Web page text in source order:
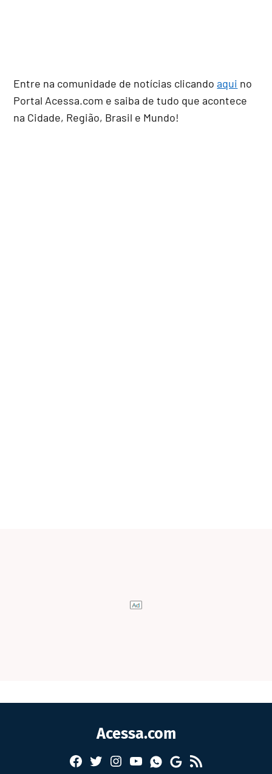
Entre na comunidade de notícias clicandoaqui no
Portal Acessa.com e saiba de tudo que acontece
na Cidade, Região, Brasil e Mundo!
Acessa.com
Facebook
TwitterInstagram
YouTubeWhatsapp
Google
RSS